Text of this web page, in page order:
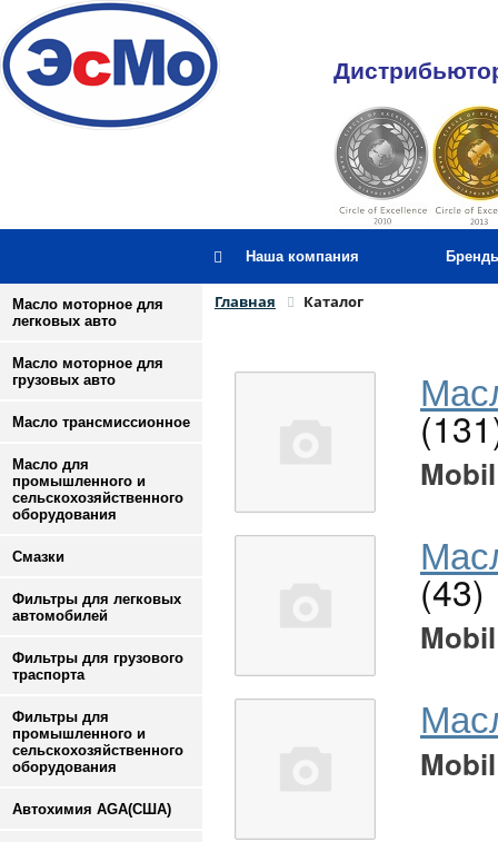
Наша компания
Масло моторное для
легковых авто
Масло моторное для
грузовых авто
Масло трансмиссионное
Масло для
промышленного и
сельскохозяйственного
оборудования
Смазки
Фильтры для легковых
автомобилей
Фильтры для грузового
траспорта
Фильтры для
промышленного и
сельскохозяйственного
оборудования
Автохимия AGA(США)
Главная Каталог
Mobil
(43)
Mobil
Mobil